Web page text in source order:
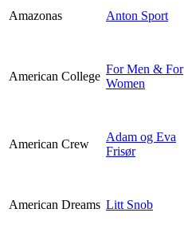
Amazonas Anton Sport
American College
For Men & For
Women
American Crew
Adam og Eva
Frisør
American Dreams Litt Snob